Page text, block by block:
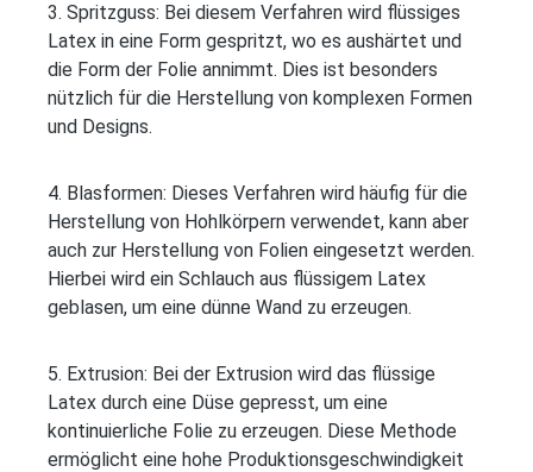
3. Spritzguss: Bei diesem Verfahren wird flüssiges
Latex in eine Form gespritzt, wo es aushärtet und
die Form der Folie annimmt. Dies ist besonders
nützlich für die Herstellung von komplexen Formen
und Designs.
4. Blasformen: Dieses Verfahren wird häufig für die
Herstellung von Hohlkörpern verwendet, kann aber
auch zur Herstellung von Folien eingesetzt werden.
Hierbei wird ein Schlauch aus flüssigem Latex
geblasen, um eine dünne Wand zu erzeugen.
5. Extrusion: Bei der Extrusion wird das flüssige
Latex durch eine Düse gepresst, um eine
kontinuierliche Folie zu erzeugen. Diese Methode
ermöglicht eine hohe Produktionsgeschwindigkeit